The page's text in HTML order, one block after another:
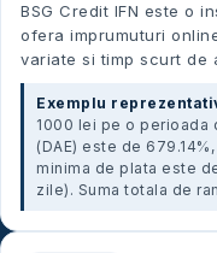
BSG Credit IFN este o
ofera imprumuturi
variate si timp scurt de
Exemplu
1000 lei pe o perioada
(DAE) este de
minima de plata este
zile). Suma totala de